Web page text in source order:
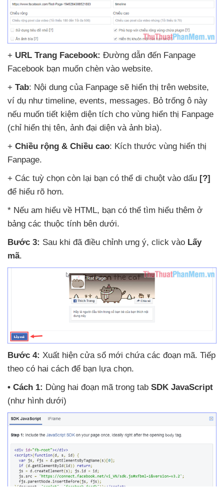
+ URL Trang Facebook: Đường dẫn đến Fanpage
Facebook bạn muốn chèn vào website.
+ Tab: Nội dung của Fanpage sẽ hiển thị trên website,
ví dụ như timeline, events, messages. Bỏ trống ô này
nếu muốn tiết kiệm diện tích cho vùng hiển thị Fanpage
(chỉ hiển thị tên, ảnh đại diện và ảnh bìa).
+ Chiều rộng & Chiều cao: Kích thước vùng hiển thị
Fanpage.
+ Các tuỳ chọn còn lại bạn có thể di chuột vào dấu [?]
để hiểu rõ hơn.
* Nếu am hiểu về HTML, bạn có thể tìm hiểu thêm ở
bảng các thuộc tính bên dưới.
Bước 3: Sau khi đã điều chỉnh ưng ý, click vào Lấy
mã.
Bước 4: Xuất hiện cửa sổ mới chứa các đoạn mã. Tiếp
theo có hai cách để bạn lựa chọn.
• Cách 1: Dùng hai đoạn mã trong tab SDK JavaScript
(như hình dưới)